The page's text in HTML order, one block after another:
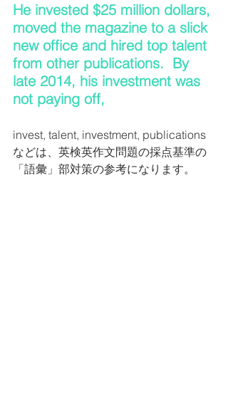
He invested $25 million dollars,
moved the magazine to a slick
new office and hired top talent
from other publications.  By
late 2014, his investment was
not paying off,
invest, talent, investment, publications
などは、英検英作文問題の採点基準の
「語彙」部対策の参考になります。